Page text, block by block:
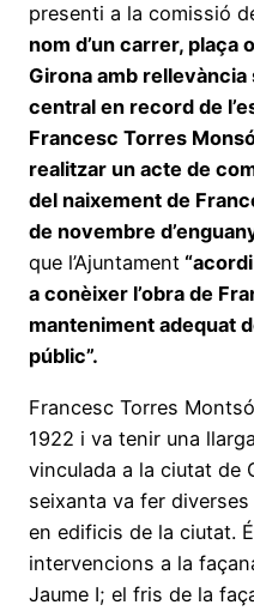
presenti a la comissió
nom d’un carrer, plaça
Girona amb
central en record de
Francesc Torres
realitzar un acte de
del naixement de
de novembre
que l’Ajuntament
a conèixer l’obra de
manteniment adequat
públic”.
Francesc Torres
1922 i va tenir una
vinculada a la ciutat de
seixanta va fer
en edificis de la ciutat.
intervencions a la
Jaume I; el fris de la